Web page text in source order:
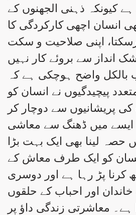
ہے کیونکہ ذہنی الجھنوں کے
انسان اچھی کارکردگی کا
اپنی صلاحیت و سکت
انداز سے بروئے کار نہیں
بالکل واضح ہوچکی ہے کہ
پیچیدگیوں نے انسان کو
کی پریشانیوں سے دوچار کر
ایسے میں ڈھنگ سے معاشی
حصہ لینا بھی ایک بہت بڑا
کو ایک طرف معاش کے
کرنا پڑ رہا ہے اور دوسری
اور احباب کے حلقوں
ہے۔ معاشرتی زندگی داؤ پر